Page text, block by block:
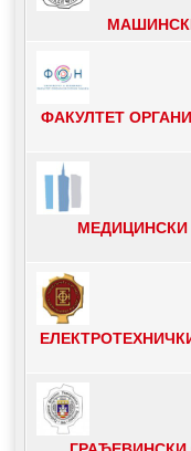
ФАКУЛТЕТ